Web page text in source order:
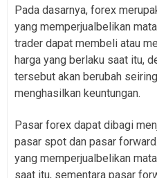
Pada dasarnya, forex
yang memperjualbelikan
trader dapat membeli atau
harga yang berlaku saat itu,
tersebut akan berubah
menghasilkan keuntungan.
Pasar forex dapat dibagi
pasar spot dan pasar
yang memperjualbelikan
saat itu, sementara pasar